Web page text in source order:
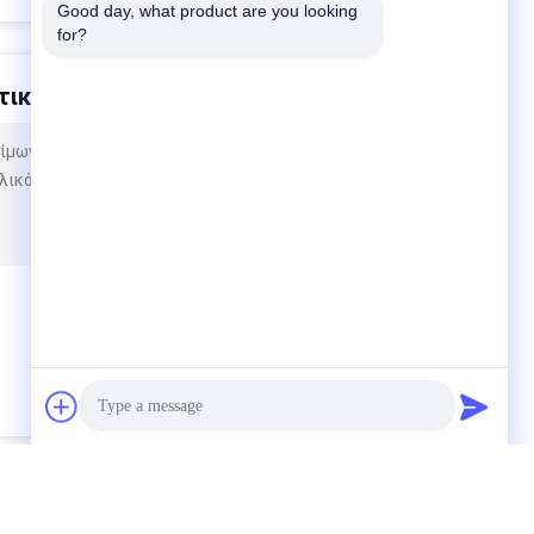
με αυτό το προϊόν
από ασβεστόλιθο θα μπορούσατε να μου
κ.λπ.
Good day, what product are you looking
for?